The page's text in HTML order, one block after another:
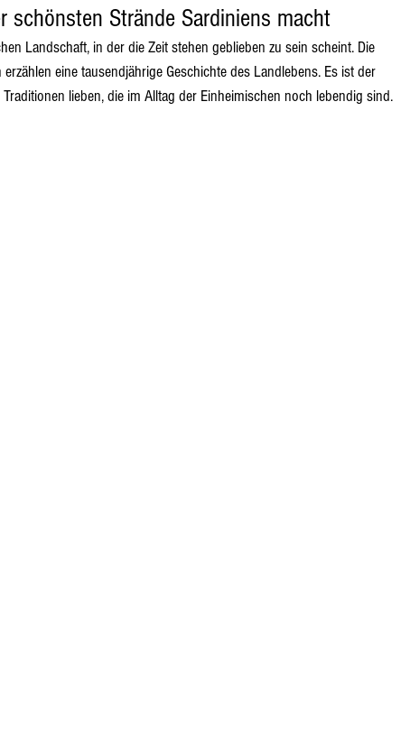
schönsten Strände Sardiniens macht
Landschaft, in der die Zeit stehen geblieben zu sein scheint. Die
eine tausendjährige Geschichte des Landlebens. Es ist der
lieben, die im Alltag der Einheimischen noch lebendig sind.